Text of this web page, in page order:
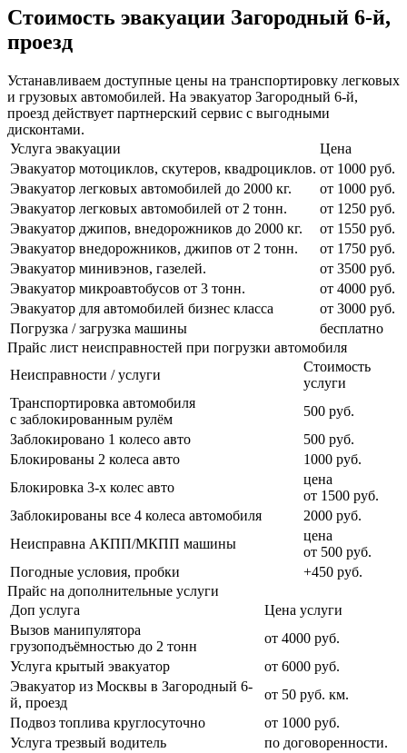
Стоимость эвакуации Загородный 6-й,
проезд
Устанавливаем доступные цены на транспортировку легковых
и грузовых автомобилей. На эвакуатор Загородный 6-й,
проезд действует партнерский сервис с выгодными
дисконтами.
Услуга эвакуации
Цена
Эвакуатор мотоциклов, скутеров, квадроциклов. от 1000 руб.
Эвакуатор легковых автомобилей до 2000 кг.
от 1000 руб.
Эвакуатор легковых автомобилей от 2 тонн.
от 1250 руб.
Эвакуатор джипов, внедорожников до 2000 кг.
от 1550 руб.
Эвакуатор внедорожников, джипов от 2 тонн.
от 1750 руб.
Эвакуатор минивэнов, газелей.
от 3500 руб.
Эвакуатор микроавтобусов от 3 тонн.
от 4000 руб.
Эвакуатор для автомобилей бизнес класса
от 3000 руб.
Погрузка / загрузка машины
бесплатно
Прайс лист неисправностей при погрузки автомобиля
Неисправности / услуги
Стоимость
услуги
Транспортировка автомобиля
с заблокированным рулём
500 руб.
Заблокировано 1 колесо авто
500 руб.
Блокированы 2 колеса авто
1000 руб.
Блокировка 3-х колес авто
цена
от 1500 руб.
Заблокированы все 4 колеса автомобиля
2000 руб.
Неисправна АКПП/МКПП машины
цена
от 500 руб.
Погодные условия, пробки
+450 руб.
Прайс на дополнительные услуги
Доп услуга
Цена услуги
Вызов манипулятора
грузоподъёмностью до 2 тонн
от 4000 руб.
Услуга крытый эвакуатор
от 6000 руб.
Эвакуатор из Москвы в Загородный 6-
й, проезд
от 50 руб. км.
Подвоз топлива круглосуточно
от 1000 руб.
Услуга трезвый водитель
по договоренности.